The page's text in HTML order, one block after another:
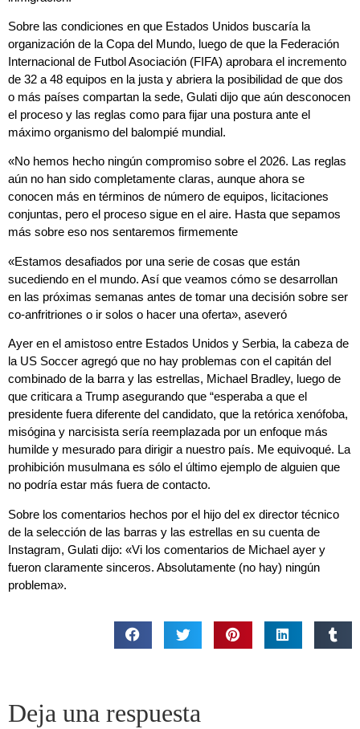
Sobre las condiciones en que Estados Unidos buscaría la
organización de la Copa del Mundo, luego de que la Federación
Internacional de Futbol Asociación (FIFA) aprobara el incremento
de 32 a 48 equipos en la justa y abriera la posibilidad de que dos
o más países compartan la sede, Gulati dijo que aún desconocen
el proceso y las reglas como para fijar una postura ante el
máximo organismo del balompié mundial.
«No hemos hecho ningún compromiso sobre el 2026. Las reglas
aún no han sido completamente claras, aunque ahora se
conocen más en términos de número de equipos, licitaciones
conjuntas, pero el proceso sigue en el aire. Hasta que sepamos
más sobre eso nos sentaremos firmemente
«Estamos desafiados por una serie de cosas que están
sucediendo en el mundo. Así que veamos cómo se desarrollan
en las próximas semanas antes de tomar una decisión sobre ser
co-anfritriones o ir solos o hacer una oferta», aseveró
Ayer en el amistoso entre Estados Unidos y Serbia, la cabeza de
la US Soccer agregó que no hay problemas con el capitán del
combinado de la barra y las estrellas, Michael Bradley, luego de
que criticara a Trump asegurando que “esperaba a que el
presidente fuera diferente del candidato, que la retórica xenófoba,
misógina y narcisista sería reemplazada por un enfoque más
humilde y mesurado para dirigir a nuestro país. Me equivoqué. La
prohibición musulmana es sólo el último ejemplo de alguien que
no podría estar más fuera de contacto.
Sobre los comentarios hechos por el hijo del ex director técnico
de la selección de las barras y las estrellas en su cuenta de
Instagram, Gulati dijo: «Vi los comentarios de Michael ayer y
fueron claramente sinceros. Absolutamente (no hay) ningún
problema».
Deja una respuesta